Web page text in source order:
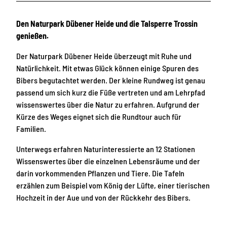
Den Naturpark Dübener Heide und die Talsperre Trossin
genießen.
Der Naturpark Dübener Heide überzeugt mit Ruhe und
Natürlichkeit. Mit etwas Glück können einige Spuren des
Bibers begutachtet werden. Der kleine Rundweg ist genau
passend um sich kurz die Füße vertreten und am Lehrpfad
wissenswertes über die Natur zu erfahren. Aufgrund der
Kürze des Weges eignet sich die Rundtour auch für
Familien.
Unterwegs erfahren Naturinteressierte an 12 Stationen
Wissenswertes über die einzelnen Lebensräume und der
darin vorkommenden Pflanzen und Tiere. Die Tafeln
erzählen zum Beispiel vom König der Lüfte, einer tierischen
Hochzeit in der Aue und von der Rückkehr des Bibers.